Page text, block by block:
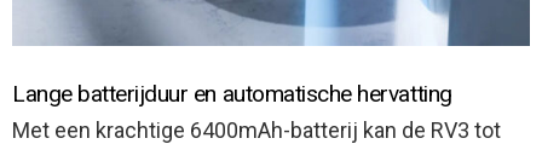
Lange batterijduur en automatische hervatting
Met een krachtige 6400mAh-batterij kan de RV3 tot